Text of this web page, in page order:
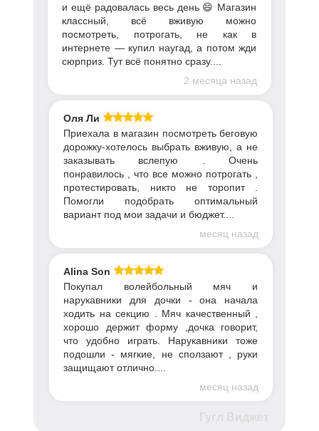
и ещё радовалась весь день 😄 Магазин
классный, всё вживую можно
посмотреть, потрогать, не как в
интернете — купил наугад, а потом жди
сюрприз. Тут всё понятно сразу....
2 месяца назад
Оля Ли
Приехала в магазин посмотреть беговую
дорожку-хотелось выбрать вживую, а не
заказывать вслепую . Очень
понравилось , что все можно потрогать ,
протестировать, никто не торопит .
Помогли подобрать оптимальный
вариант под мои задачи и бюджет....
месяц назад
Alina Son
Покупал волейбольный мяч и
нарукавники для дочки - она начала
ходить на секцию . Мяч качественный ,
хорошо держит форму ,дочка говорит,
что удобно играть. Нарукавники тоже
подошли - мягкие, не сползают , руки
защищают отлично....
месяц назад